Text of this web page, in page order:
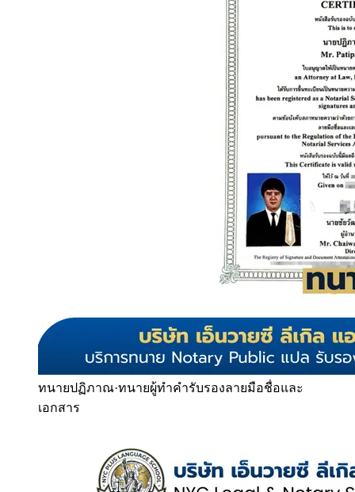
ทนายปฏิภาณ·ทนายผู้ทำคำรับรองลายมือชื่อและ
เอกสาร